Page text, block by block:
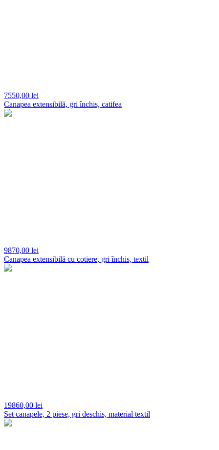
7550,00 lei
Canapea extensibilă, gri închis, catifea
9870,00 lei
Canapea extensibilă cu cotiere, gri închis, textil
19860,00 lei
Set canapele, 2 piese, gri deschis, material textil